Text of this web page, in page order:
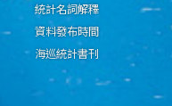
統計名詞解釋
資料發布時間
海巡統計書刊